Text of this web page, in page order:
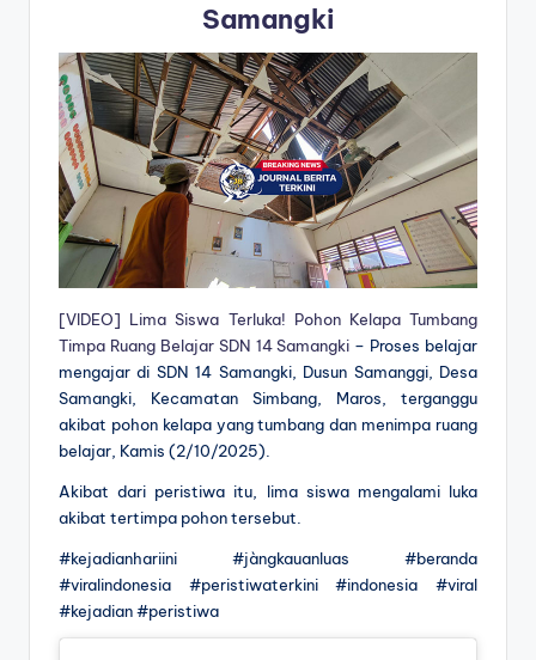
Samangki
[VIDEO] Lima Siswa Terluka! Pohon Kelapa Tumbang
Timpa Ruang Belajar SDN 14 Samangki – Proses belajar
mengajar di SDN 14 Samangki, Dusun Samanggi, Desa
Samangki, Kecamatan Simbang, Maros, terganggu
akibat pohon kelapa yang tumbang dan menimpa ruang
belajar, Kamis (2/10/2025).
Akibat dari peristiwa itu, lima siswa mengalami luka
akibat tertimpa pohon tersebut.
#kejadianhariini #jàngkauanluas #beranda
#viralindonesia #peristiwaterkini #indonesia #viral
#kejadian #peristiwa